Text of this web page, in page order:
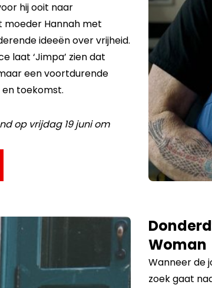
hij ooit naar
moeder Hannah met
ideeën over vrijheid.
laat ‘Jimpa’ zien dat
een voortdurende
toekomst.
op vrijdag 19 juni om
Woman
Wanneer de
zoek gaat